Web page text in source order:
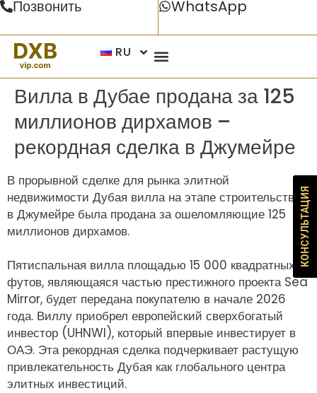
Позвонить WhatsApp
RU
Вилла в Дубае продана за 125
миллионов дирхамов –
рекордная сделка в Джумейре
В прорывной сделке для рынка элитной
недвижимости Дубая вилла на этапе строительства
в Джумейре была продана за ошеломляющие 125
миллионов дирхамов.
Пятиспальная вилла площадью 15 000 квадратных
футов, являющаяся частью престижного проекта Sea
Mirror, будет передана покупателю в начале 2026
года. Виллу приобрел европейский сверхбогатый
инвестор (UHNWI), который впервые инвестирует в
ОАЭ. Эта рекордная сделка подчеркивает растущую
привлекательность Дубая как глобального центра
элитных инвестиций.
КОНСУЛЬТАЦИЯ